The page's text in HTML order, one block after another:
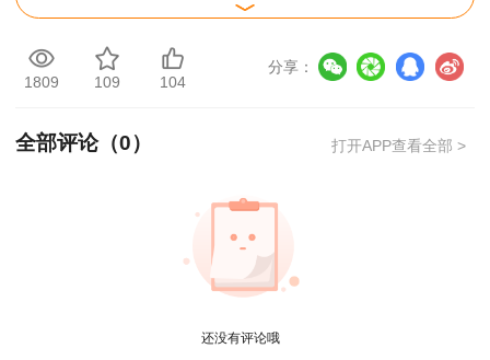
始”，开考时间到后试卷按钮自动变成“开始考试”。
联考考察重点
8月，安全全国联考总共考生产管理、生产技
术、法律法规和建筑施工，每个科目考察的重点内
容各不相容，具体如下：
1809 109 104
分享：
全部评论（0） 打开APP查看全部 >
还没有评论哦